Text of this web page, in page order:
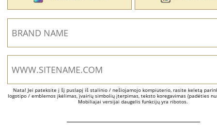
Nata! Jei pateksite į šį puslapį iš stalinio / nešiojamojo kompiuterio, rasite keletą
logotipo / emblemos įkėlimas, įvairių simbolių įterpimas, teksto koregavimas (padėties
Mobiliajai versijai daugelis funkcijų yra ribotos.